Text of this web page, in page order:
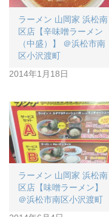
ラーメン 山岡家 浜松南
区店【辛味噌ラーメン
（中盛）】 ＠浜松市南
区小沢渡町
2014年1月18日
ラーメン 山岡家 浜松南
区店【味噌ラーメン】
＠浜松市南区小沢渡町